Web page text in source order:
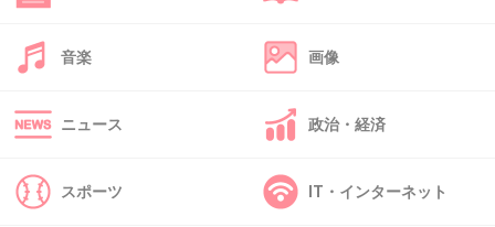
47. 匿名
イッテQでもなかなかトチ狂ったキャラになっ
てきたし
プラべもこんなで手越くんは何を目指してるの
w
音楽 画像
ニュース 政治・経済
スポーツ IT・インターネット